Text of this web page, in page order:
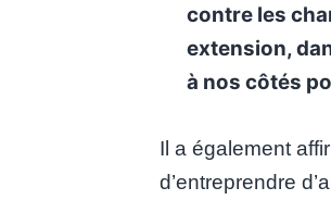
contre les
extension,
à nos côtés
Il a également
d’entreprendre